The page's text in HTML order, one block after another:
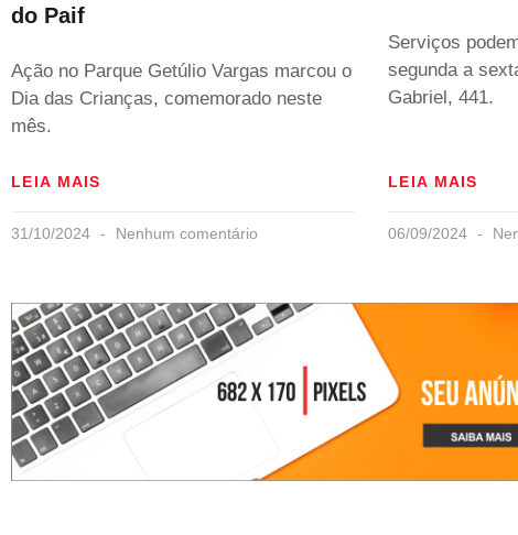
do Paif
Ação no Parque Getúlio Vargas marcou o
Dia das Crianças, comemorado neste
mês.
LEIA MAIS
31/10/2024 Nenhum comentário
Serviços
segunda a
Gabriel, 441.
LEIA MAIS
06/09/2024